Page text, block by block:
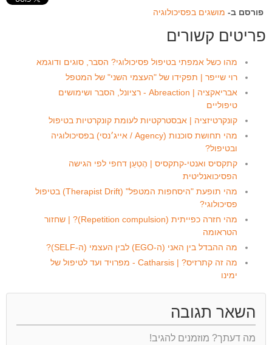
פורסם ב- מושגים בפסיכולוגיה
פריטים קשורים
מהו כשל אמפתי בטיפול פסיכולוגי? הסבר, סוגים ודוגמא
רוי שייפר | תפקידו של "העצמי השני" של המטפל
אבריאקציה | Abreaction - רציונל, הסבר ושימושים
טיפוליים
קונקרטיזציה | אבסטרקטיות לעומת קונקרטיות בטיפול
מהי תחושת סוכנות (Agency / אייג׳נסי) בפסיכולוגיה
ובטיפול?
קתקסיס ואנטי-קתקסיס | הֶטְעֵן דחפי לפי הגישה
הפסיכואנליטית
מהי תופעת "היסחפות המטפל" (Therapist Drift) בטיפול
פסיכולוגי?
מהי חזרה כפייתית (Repetition compulsion)? | שחזור
הטראומה
מה ההבדל בין האני (ה-EGO) לבין העצמי (ה-SELF)?
מה זה קתרזיס? | Catharsis - מפרויד ועד לטיפול של
ימינו
השאר תגובה
מה דעתך? מוזמנים להגיב!